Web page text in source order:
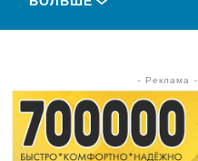
- Реклама -